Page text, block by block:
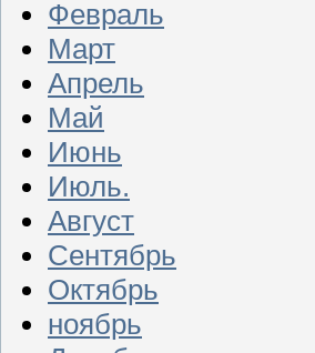
Февраль
Март
Апрель
Май
Июнь
Июль.
Август
Сентябрь
Октябрь
ноябрь